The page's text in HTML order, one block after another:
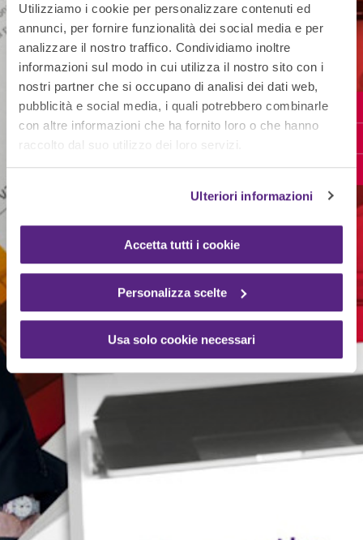
Utilizziamo i cookie per personalizzare contenuti ed
annunci, per fornire funzionalità dei social media e per
analizzare il nostro traffico. Condividiamo inoltre
informazioni sul modo in cui utilizza il nostro sito con i
nostri partner che si occupano di analisi dei dati web,
pubblicità e social media, i quali potrebbero combinarle
con altre informazioni che ha fornito loro o che hanno
raccolto dal suo utilizzo dei loro servizi.
Ulteriori informazioni
Accetta tutti i cookie
Personalizza scelte
Usa solo cookie necessari